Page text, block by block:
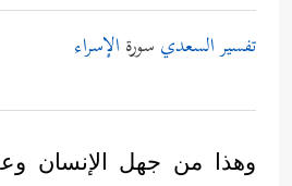
تفسير السعدي سورة الإسراء
وهذا من جهل الإنسان